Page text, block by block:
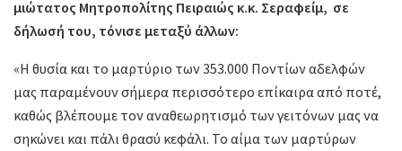
μιώτατος Μητροπολίτης Πειραιώς κ.κ. Σεραφείμ, σε
δήλωσή του, τόνισε μεταξύ άλλων:
«Η θυσία και το μαρτύριο των 353.000 Ποντίων αδελφών
μας παραμένουν σήμερα περισσότερο επίκαιρα από ποτέ,
καθώς βλέπουμε τον αναθεωρητισμό των γειτόνων μας να
σηκώνει και πάλι θρασύ κεφάλι. Το αίμα των μαρτύρων